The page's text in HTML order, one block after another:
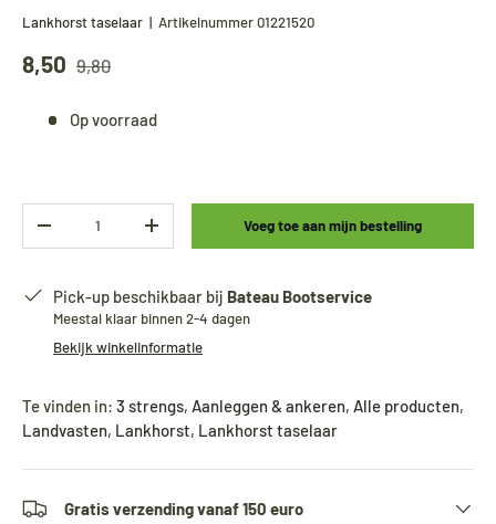
Lankhorst taselaar | Artikelnummer01221520
8,50 9,80
Op voorraad
-
+ Voeg toe aan mijn bestelling
Pick-up beschikbaar bij Bateau Bootservice
Meestal klaar binnen 2-4 dagen
Bekijk winkelinformatie
Te vinden in: 3 strengs, Aanleggen & ankeren, Alle producten,
Landvasten, Lankhorst, Lankhorst taselaar
Gratis verzending vanaf 150 euro